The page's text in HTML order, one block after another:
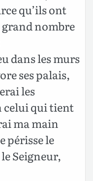
qu’ils ont
grand nombre
dans les murs
ses palais,
les
celui qui tient
ma main
périsse le
Seigneur,